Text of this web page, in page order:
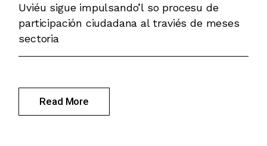
Uviéu sigue impulsando’l so procesu de
participación ciudadana al traviés de meses
sectoria
Read More